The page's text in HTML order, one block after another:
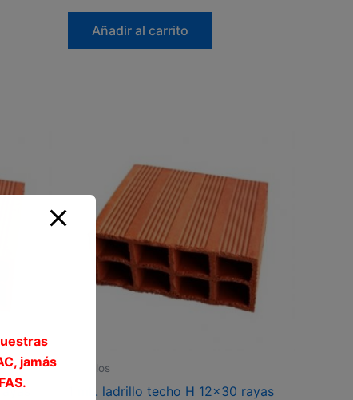
Añadir al carrito
Ladrillos
1 mll. ladrillo techo H 12×30 rayas
jamás